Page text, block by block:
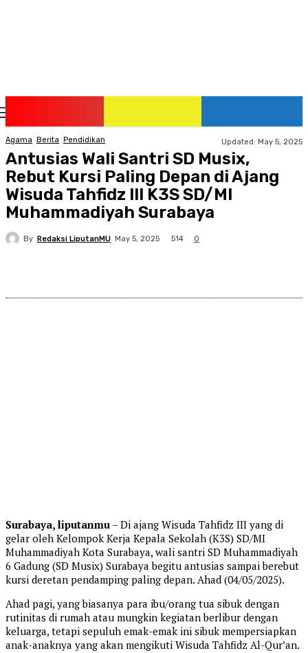
Agama Berita Pendidikan Updated: May 5, 2025
Antusias Wali Santri SD Musix,
Rebut Kursi Paling Depan di Ajang
Wisuda Tahfidz III K3S SD/MI
Muhammadiyah Surabaya
By Redaksi LiputanMU May 5, 2025 514 0
Surabaya, liputanmu – Di ajang Wisuda Tahfidz III yang di
gelar oleh Kelompok Kerja Kepala Sekolah (K3S) SD/MI
Muhammadiyah Kota Surabaya, wali santri SD Muhammadiyah
6 Gadung (SD Musix) Surabaya begitu antusias sampai berebut
kursi deretan pendamping paling depan. Ahad (04/05/2025).
Ahad pagi, yang biasanya para ibu/orang tua sibuk dengan
rutinitas di rumah atau mungkin kegiatan berlibur dengan
keluarga, tetapi sepuluh emak-emak ini sibuk mempersiapkan
anak-anaknya yang akan mengikuti Wisuda Tahfidz Al-Qur’an.